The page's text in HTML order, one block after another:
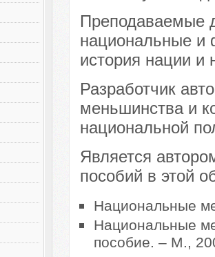
Преподаваемые
национальные и
история нации и
Разработчик
меньшинства и
национальной
Является
пособий в этой
Национальные
Национальные
пособие. – М.,